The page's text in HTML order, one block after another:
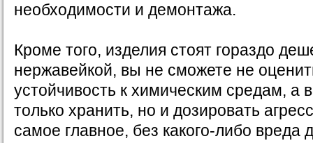
необходимости и демонтажа.
Кроме того, изделия стоят гораздо
нержавейкой, вы не сможете не
устойчивость к химическим средам, а
только хранить, но и дозировать
самое главное, без какого-либо вреда